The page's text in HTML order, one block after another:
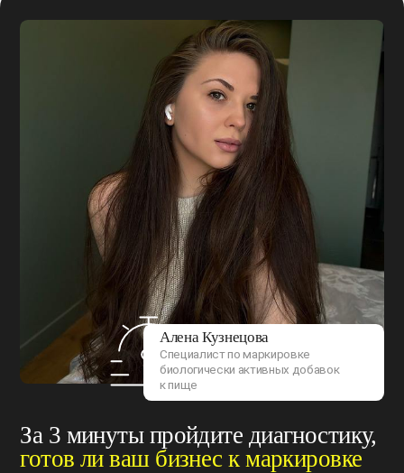
Алена Кузнецова
Специалист по маркировке
биологически активных добавок
к пище
За 3 минуты пройдите диагностику,
готов ли ваш бизнес к маркировке